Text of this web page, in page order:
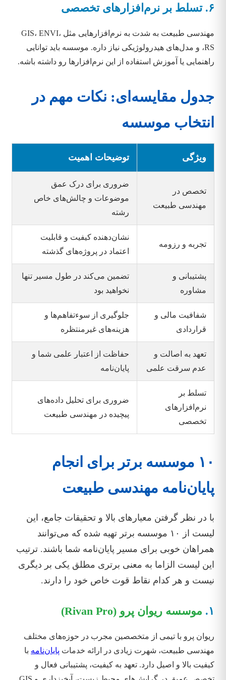
۶. تسلط بر نرم‌افزارهای تخصصی
مهندسی طبیعت به شدت به نرم‌افزارهایی مثل GIS، ENVI،
RS، و مدل‌های هیدرولوژیکی نیاز داره. موسسه باید توانایی
راهنمایی یا آموزش استفاده از این نرم‌افزارها رو داشته باشه.
جدول مقایسه‌ای: نکات مهم در
انتخاب موسسه
ویژگی توضیحات اهمیت
تخصص در
مهندسی طبیعت
ضروری برای درک عمق
موضوعات و چالش‌های خاص
رشته
تجربه و رزومه
نشان‌دهنده کیفیت و قابلیت
اعتماد در پروژه‌های گذشته
پشتیبانی و
مشاوره
تضمین می‌کند در طول مسیر تنها
نخواهید بود
شفافیت مالی و
قراردادی
جلوگیری از سوءتفاهم‌ها و
هزینه‌های غیرمنتظره
تعهد به اصالت و
عدم سرقت علمی
حفاظت از اعتبار علمی شما و
پایان‌نامه
تسلط بر
نرم‌افزارهای
تخصصی
ضروری برای تحلیل داده‌های
پیچیده در مهندسی طبیعت
۱۰ موسسه برتر برای انجام
پایان‌نامه مهندسی طبیعت
با در نظر گرفتن معیارهای بالا و تحقیقات جامع، این
لیست از ۱۰ موسسه برتر تهیه شده که می‌توانند
همراهان خوبی برای مسیر پایان‌نامه شما باشند. ترتیب
این لیست الزاما به معنی برتری مطلق یکی بر دیگری
نیست و هر کدام نقاط قوت خاص خود را دارند.
۱. موسسه ریوان پرو (Rivan Pro)
ریوان پرو با تیمی از متخصصین مجرب در حوزه‌های مختلف
مهندسی طبیعت، شهرت زیادی در ارائه خدمات پایان‌نامه با
کیفیت بالا و اصیل دارد. تعهد به کیفیت، پشتیبانی فعال و